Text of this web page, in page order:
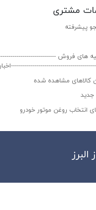
مشتری
پیشرفته
های فروش
اخبار
کالاهای مشاهده شده
جدید
انتخاب روغن موتور خودرو
سرافراز